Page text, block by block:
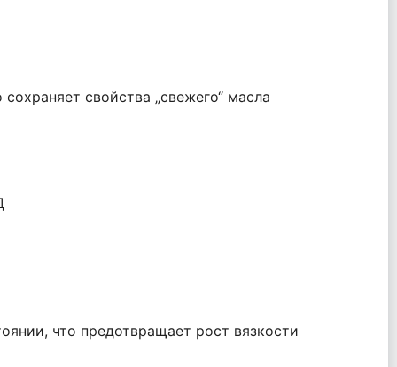
свойства „свежего“ масла
что предотвращает рост вязкости